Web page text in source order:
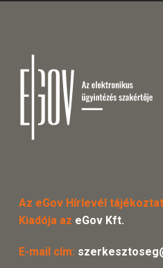
Az eGov Hírlevél
Kiadója az eGov Kft.
E-mail cím: